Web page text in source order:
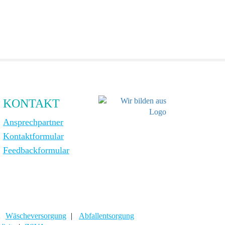
KONTAKT
Ansprechpartner
Kontaktformular
Feedbackformular
Wäscheversorgung |
Abfallentsorgung